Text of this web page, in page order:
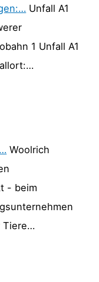
Unfall A1
1 Unfall A1
Woolrich
- beim
Tiere…